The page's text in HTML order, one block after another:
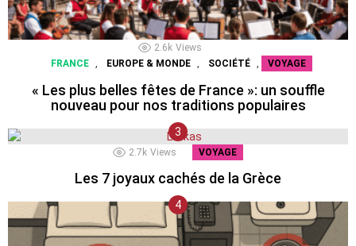
2.6k Views
FRANCE
EUROPE & MONDE SOCIÉTÉ VOYAGE
« Les plus belles fêtes de France »: un souffle
nouveau pour nos traditions populaires
2.7k Views VOYAGE
Les 7 joyaux cachés de la Grèce